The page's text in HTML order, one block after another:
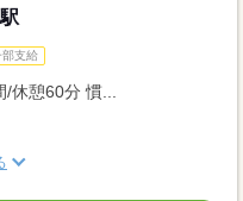
部支給
休憩60分 慣...